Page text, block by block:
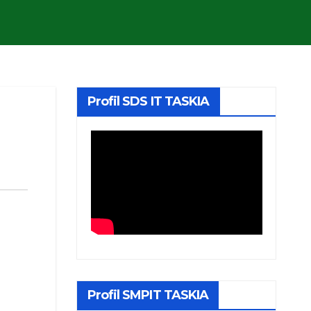
Profil SDS IT TASKIA
Profil SMPIT TASKIA